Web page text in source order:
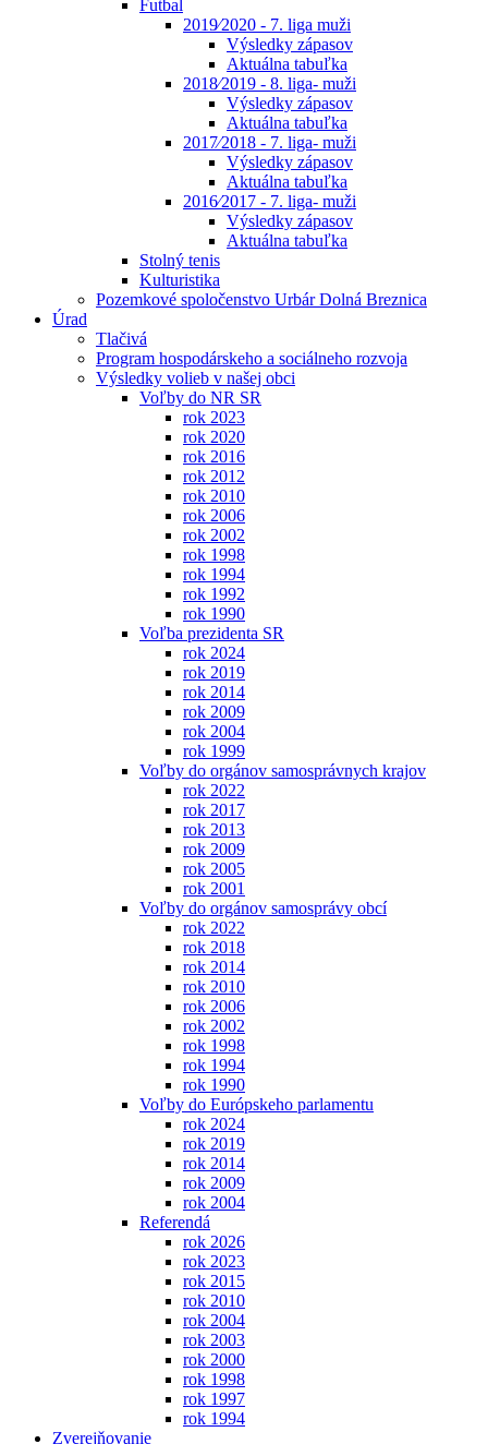
Futbal
2019⁄2020 - 7. liga muži
Výsledky zápasov
Aktuálna tabuľka
2018⁄2019 - 8. liga- muži
Výsledky zápasov
Aktuálna tabuľka
2017⁄2018 - 7. liga- muži
Výsledky zápasov
Aktuálna tabuľka
2016⁄2017 - 7. liga- muži
Výsledky zápasov
Aktuálna tabuľka
Stolný tenis
Kulturistika
Pozemkové spoločenstvo Urbár Dolná Breznica
Úrad
Tlačivá
Program hospodárskeho a sociálneho rozvoja
Výsledky volieb v našej obci
Voľby do NR SR
rok 2023
rok 2020
rok 2016
rok 2012
rok 2010
rok 2006
rok 2002
rok 1998
rok 1994
rok 1992
rok 1990
Voľba prezidenta SR
rok 2024
rok 2019
rok 2014
rok 2009
rok 2004
rok 1999
Voľby do orgánov samosprávnych krajov
rok 2022
rok 2017
rok 2013
rok 2009
rok 2005
rok 2001
Voľby do orgánov samosprávy obcí
rok 2022
rok 2018
rok 2014
rok 2010
rok 2006
rok 2002
rok 1998
rok 1994
rok 1990
Voľby do Európskeho parlamentu
rok 2024
rok 2019
rok 2014
rok 2009
rok 2004
Referendá
rok 2026
rok 2023
rok 2015
rok 2010
rok 2004
rok 2003
rok 2000
rok 1998
rok 1997
rok 1994
Zverejňovanie